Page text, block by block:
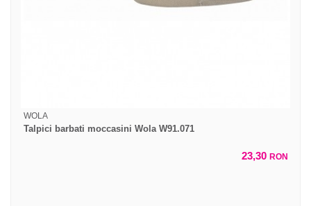
WOLA
Talpici barbati moccasini Wola W91.071
23,30 RON